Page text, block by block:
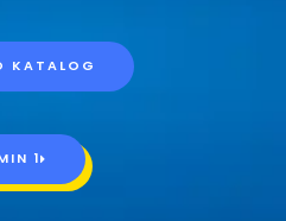
KATALOG
1